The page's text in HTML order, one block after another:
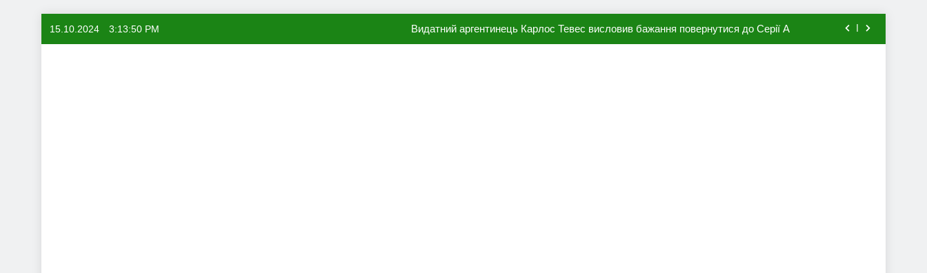
15.10.2024 3:13:51 PM Видатний аргентинець Карлос Тевес висловив бажання повернутися до Серії А